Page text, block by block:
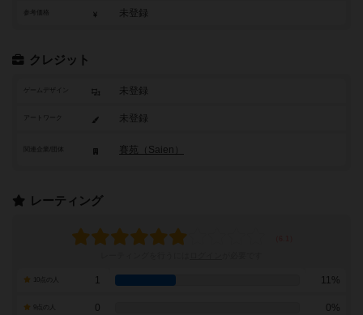
参考価格 未登録
クレジット
ゲームデザイン 未登録
アートワーク 未登録
賽苑（Saien）
レーティング
1 11%
0 0%